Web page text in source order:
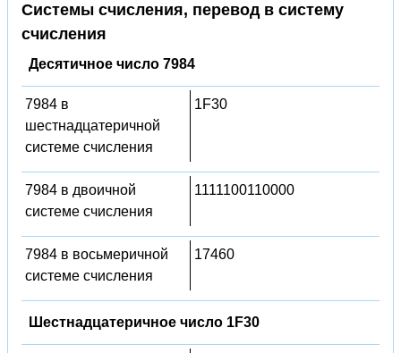
Системы счисления, перевод в систему
счисления
Десятичное число 7984
7984 в
шестнадцатеричной
системе счисления
1F30
7984 в двоичной
системе счисления
1111100110000
7984 в восьмеричной
системе счисления
17460
Шестнадцатеричное число 1F30